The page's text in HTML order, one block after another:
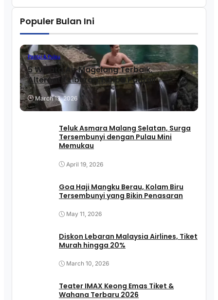
Populer Bulan Ini
Pantai & Pulau
5 Wisata Air Magelang Terbaik,
Alternatif Liburan Tanpa Pantai!
March 13, 2026
Teluk Asmara Malang Selatan, Surga
Tersembunyi dengan Pulau Mini
Memukau
April 19, 2026
Goa Haji Mangku Berau, Kolam Biru
Tersembunyi yang Bikin Penasaran
May 11, 2026
Diskon Lebaran Malaysia Airlines, Tiket
Murah hingga 20%
March 10, 2026
Teater IMAX Keong Emas Tiket &
Wahana Terbaru 2026